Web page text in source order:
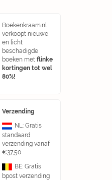
Boekenkraam.nl
verkoopt nieuwe
en licht
beschadigde
boeken met flinke
kortingen tot wel
80%!
Verzending
NL: Gratis
standaard
verzending vanaf
€37,50
BE: Gratis
bpost verzending